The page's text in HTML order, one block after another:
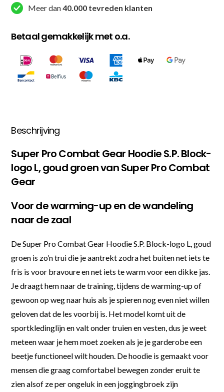
-
/
aantal
Meer dan40.000 tevreden klanten
Betaal gemakkelijk met o.a.
Beschrijving
Super Pro Combat Gear Hoodie S.P. Block-
logo L, goud groen van Super Pro Combat
Gear
Voor de warming-up en de wandeling
naar de zaal
De Super Pro Combat Gear Hoodie S.P. Block-logo L, goud
groen is zo’n trui die je aantrekt zodra het buiten net iets te
fris is voor bravoure en net iets te warm voor een dikke jas.
Je draagt hem naar de training, tijdens de warming-up of
gewoon op weg naar huis als je spieren nog even niet willen
geloven dat de les voorbij is. Het model komt uit de
sportkledinglijn en valt onder truien en vesten, dus je weet
meteen waar je hem moet zoeken als je je garderobe een
beetje functioneel wilt houden. De hoodie is gemaakt voor
mensen die graag comfortabel bewegen zonder eruit te
zien alsof ze per ongeluk in een joggingbroek zijn